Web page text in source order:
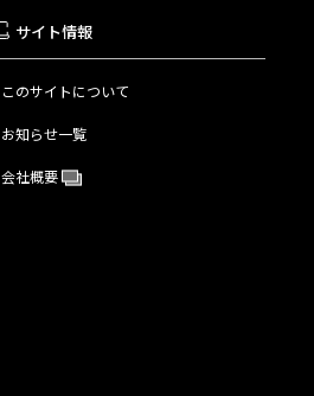
サイト情報
このサイトについて
お知らせ一覧
会社概要